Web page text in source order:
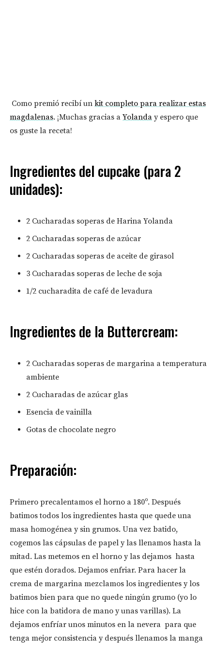
Como premió recibí un kit completo para realizar estas
magdalenas. ¡Muchas gracias a Yolanda y espero que
os guste la receta!
Ingredientes del cupcake (para 2
unidades):
2 Cucharadas soperas de Harina Yolanda
2 Cucharadas soperas de azúcar
2 Cucharadas soperas de aceite de girasol
3 Cucharadas soperas de leche de soja
1/2 cucharadita de café de levadura
Ingredientes de la Buttercream:
2 Cucharadas soperas de margarina a temperatura
ambiente
2 Cucharadas de azúcar glas
Esencia de vainilla
Gotas de chocolate negro
Preparación:
Primero precalentamos el horno a 180º. Después
batimos todos los ingredientes hasta que quede una
masa homogénea y sin grumos. Una vez batido,
cogemos las cápsulas de papel y las llenamos hasta la
mitad. Las metemos en el horno y las dejamos hasta
que estén dorados. Dejamos enfriar. Para hacer la
crema de margarina mezclamos los ingredientes y los
batimos bien para que no quede ningún grumo (yo lo
hice con la batidora de mano y unas varillas). La
dejamos enfríar unos minutos en la nevera para que
tenga mejor consistencia y después llenamos la manga